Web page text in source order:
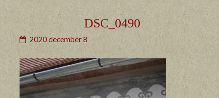
DSC_0490
2020 december 8